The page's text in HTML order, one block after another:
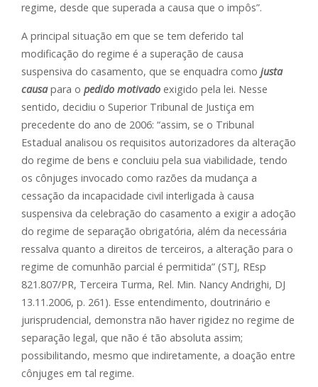
regime, desde que superada a causa que o impôs”.
A principal situação em que se tem deferido tal
modificação do regime é a superação de causa
suspensiva do casamento, que se enquadra como justa
causapara o pedido motivado exigido pela lei. Nesse
sentido, decidiu o Superior Tribunal de Justiça em
precedente do ano de 2006: “assim, se o Tribunal
Estadual analisou os requisitos autorizadores da alteração
do regime de bens e concluiu pela sua viabilidade, tendo
os cônjuges invocado como razões da mudança a
cessação da incapacidade civil interligada à causa
suspensiva da celebração do casamento a exigir a adoção
do regime de separação obrigatória, além da necessária
ressalva quanto a direitos de terceiros, a alteração para o
regime de comunhão parcial é permitida” (STJ, REsp
821.807/PR, Terceira Turma, Rel. Min. Nancy Andrighi, DJ
13.11.2006, p. 261). Esse entendimento, doutrinário e
jurisprudencial, demonstra não haver rigidez no regime de
separação legal, que não é tão absoluta assim;
possibilitando, mesmo que indiretamente, a doação entre
cônjuges em tal regime.